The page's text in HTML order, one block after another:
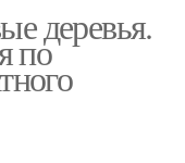
деревья.
по